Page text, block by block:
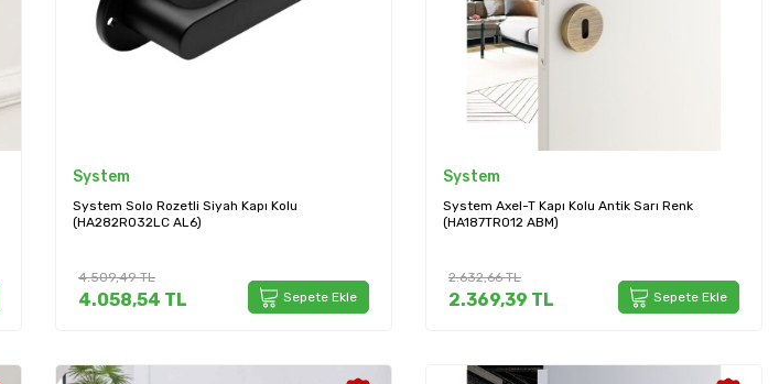
System
System Solo Rozetli Siyah Kapı Kolu
(HA282RO32LC AL6)
4.509,49TL
4.058,54 TL Sepete Ekle
System
System Axel-T Kapı Kolu Antik Sarı Renk
(HA187TRO12 ABM)
2.632,66TL
2.369,39 TL Sepete Ekle